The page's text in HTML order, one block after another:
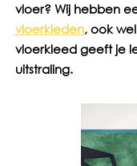
vloer? Wij hebben
vloerkleden, ook
vloerkleed geeft je
uitstraling.